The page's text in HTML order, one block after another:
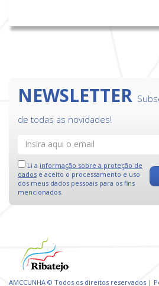
NEWSLETTER
de todas as novidades!
Li a informação sobre a proteção de
dados e aceito o processamento e uso
dos meus dados pessoais para os fins
mencionados.
AMCCUNHA © Todos os direitos reservados |